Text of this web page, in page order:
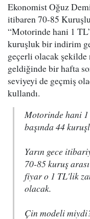
Ekonomist Oğuz
itibaren 70-85
“Motorinde hani 1
kuruşluk bir indirim
geçerli olacak şekilde
geldiğinde bir hafta
seviyeyi de geçmiş
kullandı.
Motorinde hani
başında 44
Yarın gece
70-85 kuruş
fiyar o 1 TL'lik
olacak.
Çin modeli